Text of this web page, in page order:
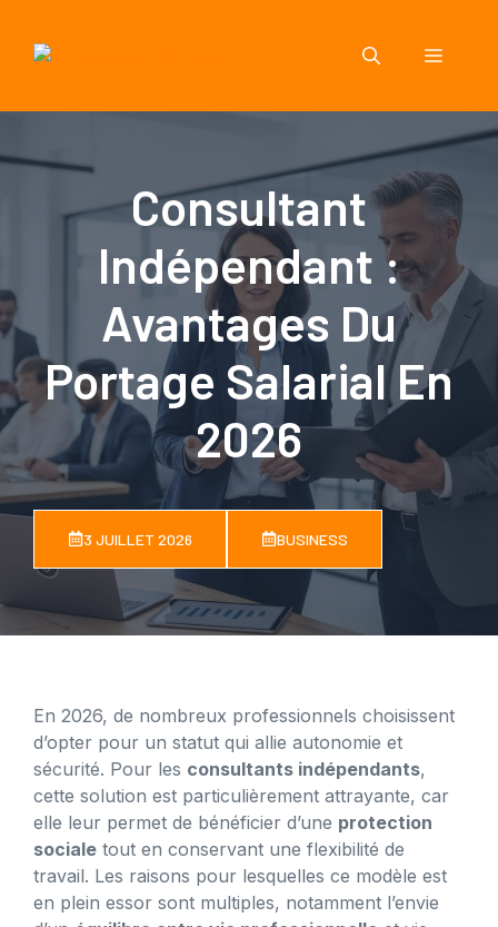
contenu
Menu
Consultant
Indépendant :
Avantages Du
Portage Salarial En
2026
3 JUILLET 2026 BUSINESS
En 2026, de nombreux professionnels choisissent
d’opter pour un statut qui allie autonomie et
sécurité. Pour les consultants indépendants,
cette solution est particulièrement attrayante, car
elle leur permet de bénéficier d’une protection
sociale tout en conservant une flexibilité de
travail. Les raisons pour lesquelles ce modèle est
en plein essor sont multiples, notamment l’envie